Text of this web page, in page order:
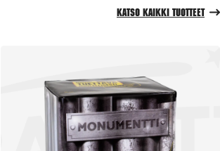
Katso kaikki tuotteet